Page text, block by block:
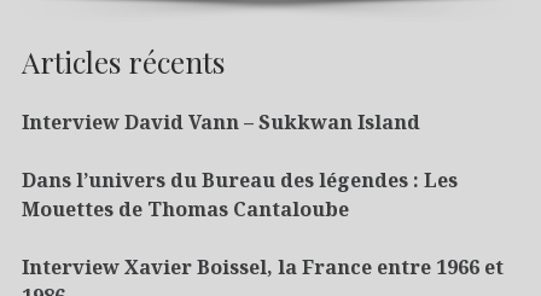
Articles récents
Interview David Vann – Sukkwan Island
Dans l’univers du Bureau des légendes : Les
Mouettes de Thomas Cantaloube
Interview Xavier Boissel, la France entre 1966 et